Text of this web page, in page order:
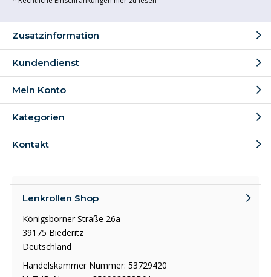
Zusatzinformation
Kundendienst
Mein Konto
Kategorien
Kontakt
Lenkrollen Shop
Königsborner Straße 26a
39175 Biederitz
Deutschland
Handelskammer Nummer: 53729420